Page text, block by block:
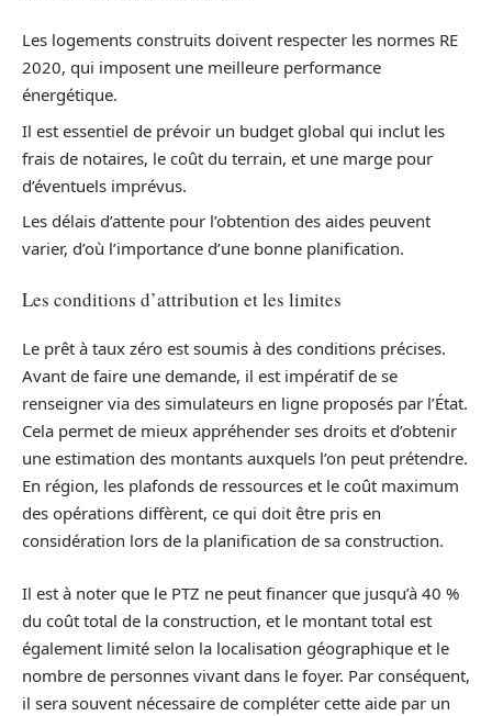
Les logements construits doivent respecter les normes RE
2020, qui imposent une meilleure performance
énergétique.
Il est essentiel de prévoir un budget global qui inclut les
frais de notaires, le coût du terrain, et une marge pour
d’éventuels imprévus.
Les délais d’attente pour l’obtention des aides peuvent
varier, d’où l’importance d’une bonne planification.
Les conditions d’attribution et les limites
Le prêt à taux zéro est soumis à des conditions précises.
Avant de faire une demande, il est impératif de se
renseigner via des simulateurs en ligne proposés par l’État.
Cela permet de mieux appréhender ses droits et d’obtenir
une estimation des montants auxquels l’on peut prétendre.
En région, les plafonds de ressources et le coût maximum
des opérations diffèrent, ce qui doit être pris en
considération lors de la planification de sa construction.
Il est à noter que le PTZ ne peut financer que jusqu’à 40 %
du coût total de la construction, et le montant total est
également limité selon la localisation géographique et le
nombre de personnes vivant dans le foyer. Par conséquent,
il sera souvent nécessaire de compléter cette aide par un